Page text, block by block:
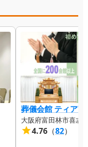
葬儀会館 ティア富
大阪府富田林市喜志
4.76 （82）